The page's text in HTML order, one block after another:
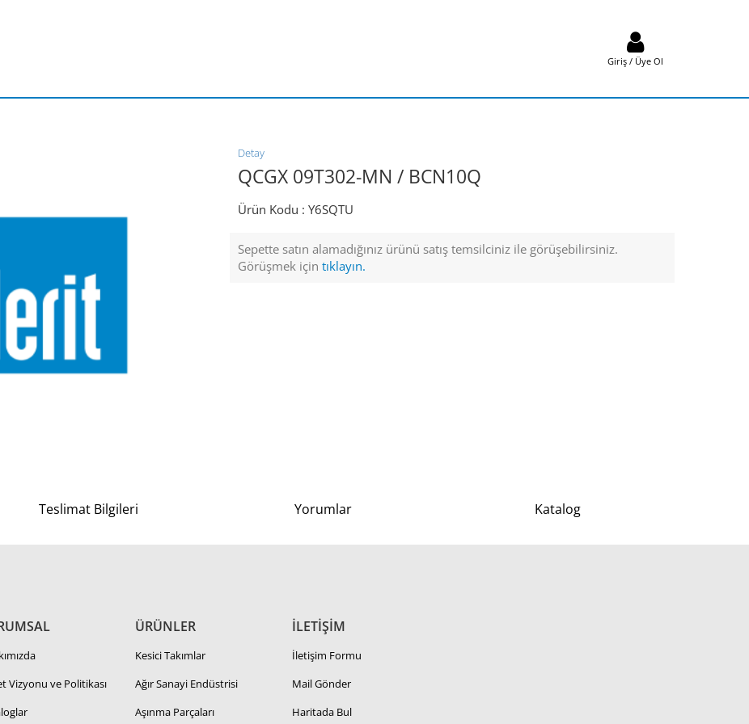
Giriş / Üye Ol
Detay
QCGX 09T302-MN / BCN10Q
Ürün Kodu : Y6SQTU
Sepette satın alamadığınız ürünü satış temsilciniz ile görüşebilirsiniz.
Görüşmek için tıklayın.
Teslimat Bilgileri Yorumlar Katalog
Vizyonu ve Politikası
ÜRÜNLER
Kesici Takımlar
Ağır Sanayi Endüstrisi
Aşınma Parçaları
İLETİŞİM
İletişim Formu
Mail Gönder
Haritada Bul